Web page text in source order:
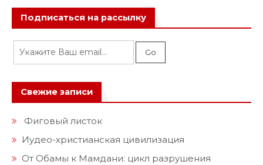
Подписаться на рассылку
Свежие записи
Фиговый листок
Иудео-христианская цивилизация
От Обамы к Мамдани: цикл разрушения